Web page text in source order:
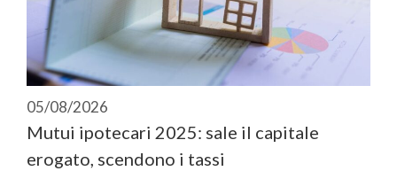
05/08/2026
Mutui ipotecari 2025: sale il capitale
erogato, scendono i tassi